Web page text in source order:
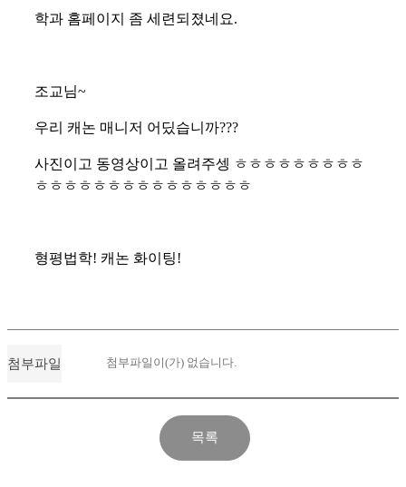
학과 홈페이지 좀 세련되졌네요.
조교님~
우리 캐논 매니저 어딨습니까???
사진이고 동영상이고 올려주셍 ㅎㅎㅎㅎㅎㅎㅎㅎㅎ
ㅎㅎㅎㅎㅎㅎㅎㅎㅎㅎㅎㅎㅎㅎㅎ
형평법학! 캐논 화이팅!
첨부파일 첨부파일이(가) 없습니다.